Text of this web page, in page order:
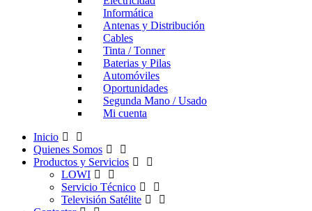
Informática
Antenas y Distribución
Cables
Tinta / Tonner
Baterias y Pilas
Automóviles
Oportunidades
Segunda Mano / Usado
Mi cuenta
Inicio
Quienes Somos
Productos y Servicios
LOWI
Servicio Técnico
Televisión Satélite